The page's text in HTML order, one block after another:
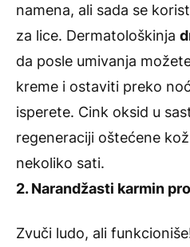
namena, ali sada se
za lice. Dermatološkinja
da posle umivanja
kreme i ostaviti preko
isperete. Cink oksid u
regeneraciji oštećene
nekoliko sati.
2. Narandžasti karmin
Zvuči ludo, ali